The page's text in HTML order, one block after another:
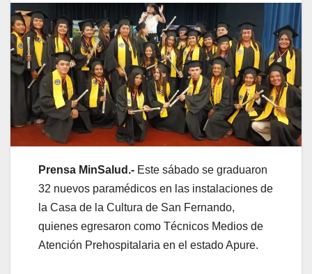
Prensa MinSalud.- Este sábado se graduaron
32 nuevos paramédicos en las instalaciones de
la Casa de la Cultura de San Fernando,
quienes egresaron como Técnicos Medios de
Atención Prehospitalaria en el estado Apure.